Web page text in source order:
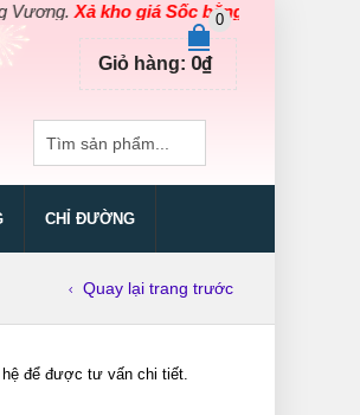
Xả kho giá Sốc bằng giá Gốc
0
Giỏ hàng: 0₫
CHỈ ĐƯỜNG
Quay lại trang trước
để được tư vấn chi tiết.